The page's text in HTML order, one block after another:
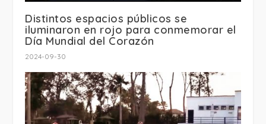
Distintos espacios públicos se
iluminaron en rojo para conmemorar el
Día Mundial del Corazón
2024-09-30